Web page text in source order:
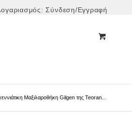
Σύνδεση/Εγγραφή
Μαξιλαροθήκη Gilgen της Teoran...